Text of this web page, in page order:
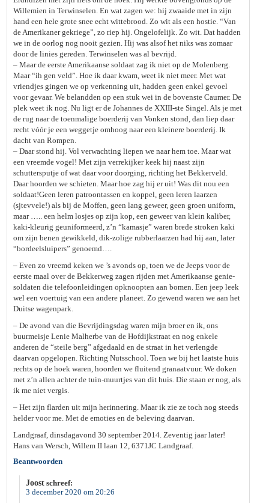
Willemien in Terwinselen. En wat zagen we: hij zwaaide met in zijn
hand een hele grote snee echt wittebrood. Zo wit als een hostie. “Van
de Amerikaner gekriege”, zo riep hij. Ongelofelijk. Zo wit. Dat hadden
we in de oorlog nog nooit gezien. Hij was alsof het niks was zomaar
door de linies gereden. Terwinselen was al bevrijd.
– Maar de eerste Amerikaanse soldaat zag ik niet op de Molenberg.
Maar “ih gen veld”. Hoe ik daar kwam, weet ik niet meer. Met wat
vriendjes gingen we op verkenning uit, hadden geen enkel gevoel
voor gevaar. We belandden op een stuk wei in de bovenste Caumer. De
plek weet ik nog. Nu ligt er de Johannes de XXIII-ste Singel. Als je met
de rug naar de toenmalige boerderij van Vonken stond, dan liep daar
recht vóór je een weggetje omhoog naar een kleinere boerderij. Ik
dacht van Rompen.
– Daar stond hij. Vol verwachting liepen we naar hem toe. Maar wat
een vreemde vogel! Met zijn verrekijker keek hij naast zijn
schuttersputje of wat daar voor doorging, richting het Bekkerveld.
Daar hoorden we schieten. Maar hoe zag hij er uit! Was dit nou een
soldaat!Geen leren patroontassen en koppel, geen leren laarzen
(sjtevvele!) als bij de Moffen, geen lang geweer, geen groen uniform,
maar ….. een helm losjes op zijn kop, een geweer van klein kaliber,
kaki-kleurig geuniformeerd, z’n “kamasje” waren brede stroken kaki
om zijn benen gewikkeld, dik-zolige rubberlaarzen had hij aan, later
“bordeelsluipers” genoemd….
– Even zo vreemd keken we ’s avonds op, toen we de Jeeps voor de
eerste maal over de Bekkerweg zagen rijden met Amerikaanse genie-
soldaten die telefoonleidingen opknoopten aan bomen. Een jeep leek
wel een voertuig van een andere planeet. Zo gewend waren we aan het
Duitse wagenpark.
– De avond van die Bevrijdingsdag waren mijn broer en ik, ons
buurmeisje Lenie Malherbe van de Hofdijkstraat en nog enkele
anderen de “steile berg” afgedaald en de straat in het verlengde
daarvan opgelopen. Richting Nutsschool. Toen we bij het laatste huis
rechts op de hoek waren, hoorden we fluitend granaatvuur. We doken
met z’n allen achter de tuin-muurtjes van dit huis. Die staan er nog, als
ik me niet vergis.
– Het zijn flarden uit mijn herinnering. Maar ik zie ze toch nog steeds
helder voor me. Met de emoties en de beleving daarvan.
Landgraaf, dinsdagavond 30 september 2014. Zeventig jaar later!
Hans van Wersch, Willem II laan 12, 6371JC Landgraaf.
Beantwoorden
Joost schreef:
3 december 2020 om 20:26